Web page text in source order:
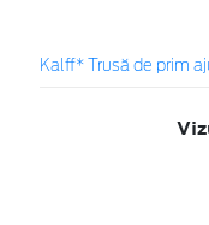
Kalff* Trusă de prim